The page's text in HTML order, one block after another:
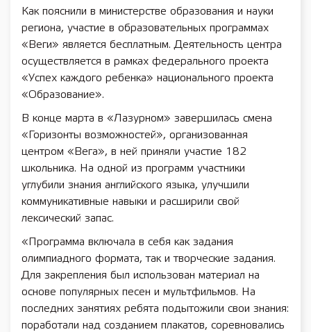
Как пояснили в министерстве образования и науки
региона, участие в образовательных программах
«Веги» является бесплатным. Деятельность центра
осуществляется в рамках федерального проекта
«Успех каждого ребенка» национального проекта
«Образование».
В конце марта в «Лазурном» завершилась смена
«Горизонты возможностей», организованная
центром «Вега», в ней приняли участие 182
школьника. На одной из программ участники
углубили знания английского языка, улучшили
коммуникативные навыки и расширили свой
лексический запас.
«Программа включала в себя как задания
олимпиадного формата, так и творческие задания.
Для закрепления был использован материал на
основе популярных песен и мультфильмов. На
последних занятиях ребята подытожили свои знания:
поработали над созданием плакатов, соревновались